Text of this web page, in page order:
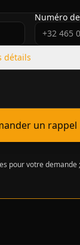
Numéro
détails
un rappel
pour votre